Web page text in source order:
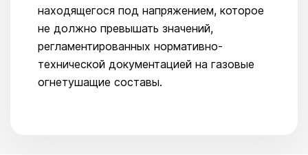
находящегося под напряжением, которое
не должно превышать значений,
регламентированных нормативно-
технической документацией на газовые
огнетушащие составы.